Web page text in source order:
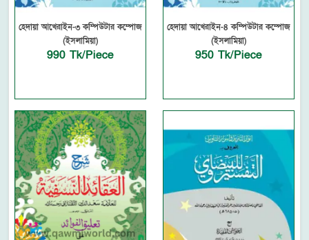
হেদায়া আখেরাইন-৩ কম্পিউটার কম্পোজ
(ইসলামিয়া)
990 Tk/Piece
হেদায়া আখেরাইন-৪ কম্পিউটার কম্পোজ
(ইসলামিয়া)
950 Tk/Piece